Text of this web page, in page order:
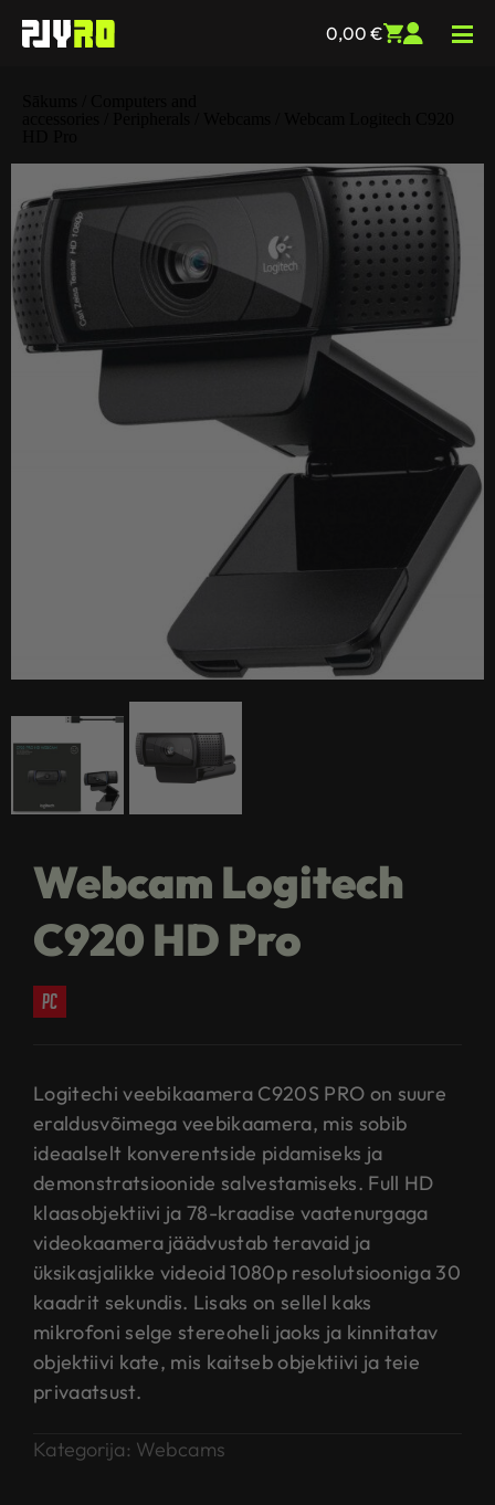
0,00 €
Webcam Logitech
C920 HD Pro
pc
Logitechi veebikaamera C920S PRO on suure
eraldusvõimega veebikaamera, mis sobib
ideaalselt konverentside pidamiseks ja
demonstratsioonide salvestamiseks. Full HD
klaasobjektiivi ja 78-kraadise vaatenurgaga
videokaamera jäädvustab teravaid ja
üksikasjalikke videoid 1080p resolutsiooniga 30
kaadrit sekundis. Lisaks on sellel kaks
mikrofoni selge stereoheli jaoks ja kinnitatav
objektiivi kate, mis kaitseb objektiivi ja teie
privaatsust.
Kategorija: Webcams